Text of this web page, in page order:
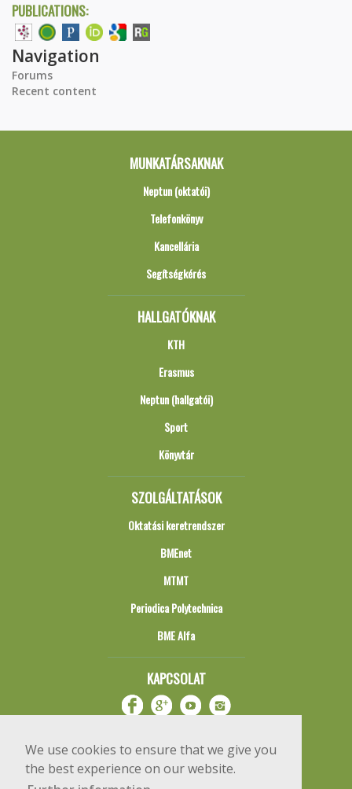
We use cookies to ensure that we give you
the best experience on our website.
PUBLICATIONS:
Navigation
Forums
Recent content
MUNKATÁRSAKNAK
Neptun (oktatói)
Telefonkönyv
Kancellária
Segítségkérés
HALLGATÓKNAK
KTH
Erasmus
Neptun (hallgatói)
Sport
Könyvtár
SZOLGÁLTATÁSOK
Oktatási keretrendszer
BMEnet
MTMT
Periodica Polytechnica
BME Alfa
KAPCSOLAT